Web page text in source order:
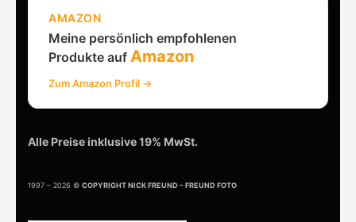
AMAZON
Meine persönlich empfohlenen
Produkte auf Amazon
Zum Amazon Profil →
Alle Preise inklusive 19% MwSt.
1997 – 2026 © COPYRIGHT NICK FREUND – FREUND FOTO